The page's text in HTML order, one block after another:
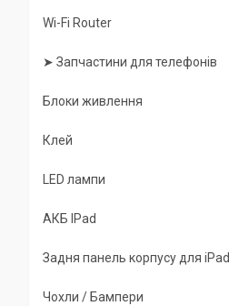
Wi-Fi Router
➤ Запчастини для телефонів
Блоки живлення
Клей
LED лампи
АКБ IPad
Задня панель корпусу для iPad
Чохли / Бампери